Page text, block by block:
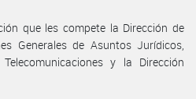
que les compete la Dirección de
Generales de Asuntos Jurídicos,
y la Dirección